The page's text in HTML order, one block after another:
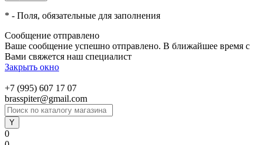
* - Поля, обязательные для заполнения
Сообщение отправлено
Ваше сообщение успешно отправлено. В ближайшее время с
Вами свяжется наш специалист
Закрыть окно
+7 (995) 607 17 07
brasspiter@gmail.com
0